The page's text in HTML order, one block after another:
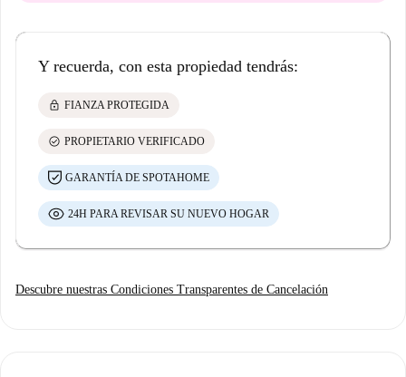
Y recuerda, con esta propiedad tendrás:
lock FIANZA PROTEGIDA
check_circle PROPIETARIO VERIFICADO
GARANTÍA DE SPOTAHOME
24H PARA REVISAR SU NUEVO HOGAR
Descubre nuestras Condiciones Transparentes de Cancelación